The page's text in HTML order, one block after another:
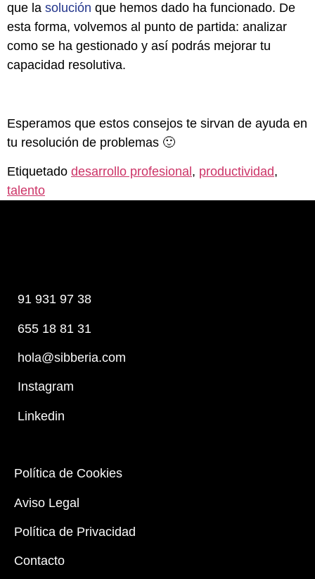
que la solución que hemos dado ha funcionado. De
esta forma, volvemos al punto de partida: analizar
como se ha gestionado y así podrás mejorar tu
capacidad resolutiva.
Esperamos que estos consejos te sirvan de ayuda en
tu resolución de problemas 🙂
Etiquetado desarrollo profesional , productividad,
talento
91 931 97 38
655 18 81 31
hola@sibberia.com
Instagram
Linkedin
Política de Cookies
Aviso Legal
Política de Privacidad
Contacto